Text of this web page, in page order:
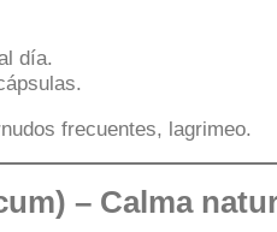
día.
frecuentes, lagrimeo.
– Calma